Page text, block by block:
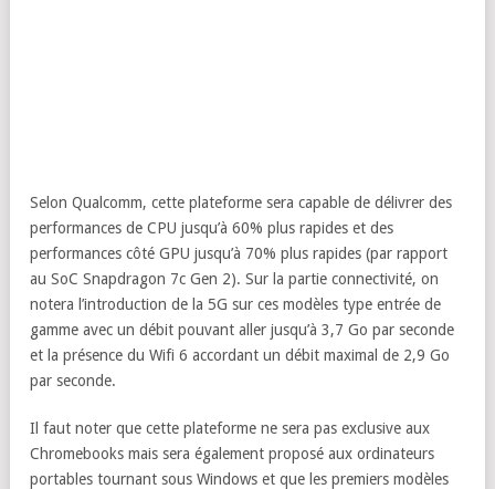
Selon Qualcomm, cette plateforme sera capable de délivrer des
performances de CPU jusqu’à 60% plus rapides et des
performances côté GPU jusqu’à 70% plus rapides (par rapport
au SoC Snapdragon 7c Gen 2). Sur la partie connectivité, on
notera l’introduction de la 5G sur ces modèles type entrée de
gamme avec un débit pouvant aller jusqu’à 3,7 Go par seconde
et la présence du Wifi 6 accordant un débit maximal de 2,9 Go
par seconde.
Il faut noter que cette plateforme ne sera pas exclusive aux
Chromebooks mais sera également proposé aux ordinateurs
portables tournant sous Windows et que les premiers modèles